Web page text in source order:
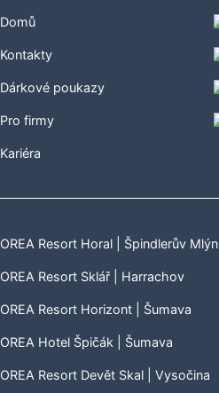
Domů
Kontakty
Dárkové poukazy
Pro firmy
Kariéra
OREA Resort Horal | Špindlerův Mlýn
OREA Resort Sklář | Harrachov
OREA Resort Horizont | Šumava
OREA Hotel Špičák | Šumava
OREA Resort Devět Skal | Vysočina